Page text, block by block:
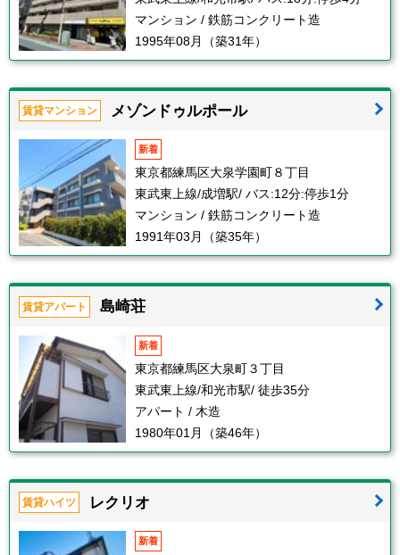
マンション / 鉄筋コンクリート造
1995年08月（築31年）
賃貸マンション メゾンドゥルポール
新着
東京都練馬区大泉学園町８丁目
東武東上線/成増駅/ バス:12分:停歩1分
マンション / 鉄筋コンクリート造
1991年03月（築35年）
賃貸アパート 島崎荘
新着
東京都練馬区大泉町３丁目
東武東上線/和光市駅/ 徒歩35分
アパート / 木造
1980年01月（築46年）
賃貸ハイツ レクリオ
新着